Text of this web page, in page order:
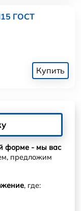
ГОСТ
Купить
форме - мы вас
предложим
, где: